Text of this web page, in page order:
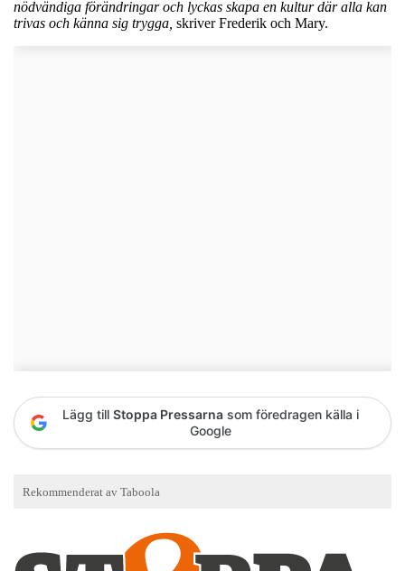
nödvändiga förändringar och lyckas skapa en kultur där alla kan
trivas och känna sig trygga, skriver Frederik och Mary.
Lägg till Stoppa Pressarna som föredragen källa i
Google